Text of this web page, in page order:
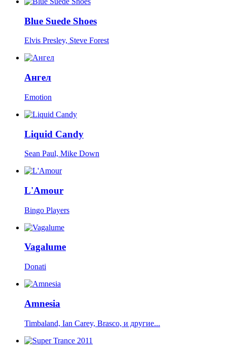
Blue Suede Shoes
Elvis Presley, Steve Forest
Ангел
Emotion
Liquid Candy
Sean Paul, Mike Down
L'Amour
Bingo Players
Vagalume
Donati
Amnesia
Timbaland, Ian Carey, Brasco, и другие...